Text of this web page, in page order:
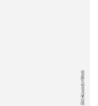
Bild: Alexander Münch